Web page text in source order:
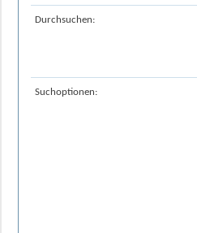
Durchsuchen:
Suchoptionen: